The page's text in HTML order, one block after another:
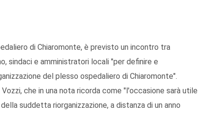
di Chiaromonte, è previsto un incontro tra
sindaci e amministratori locali "per definire e
del plesso ospedaliero di Chiaromonte".
che in una nota ricorda come "l'occasione sarà utile
suddetta riorganizzazione, a distanza di un anno